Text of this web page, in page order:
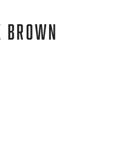
BROWN